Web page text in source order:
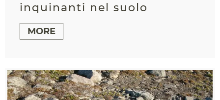
inquinanti nel suolo
MORE